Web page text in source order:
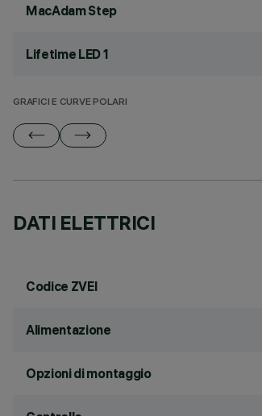
MacAdam Step
Lifetime LED 1
GRAFICI E CURVE POLARI
DATI ELETTRICI
Codice ZVEI
Alimentazione
Opzioni di montaggio